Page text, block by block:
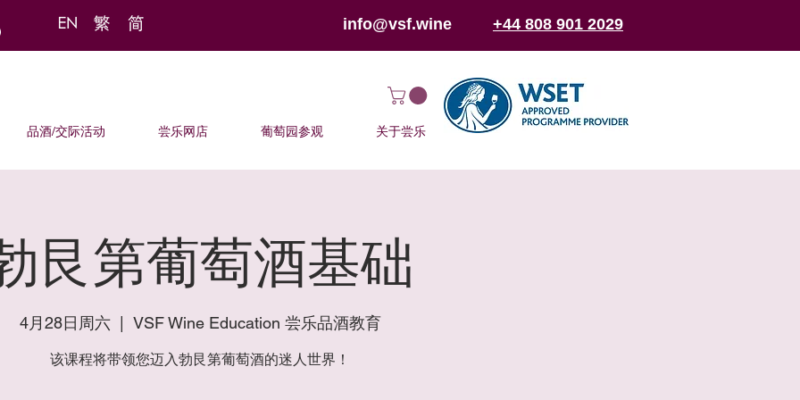
info@vsf.wine +44 808 901 2029
品酒/交际活动 尝乐网店 葡萄园参观 关于尝乐
艮第葡萄酒基础
4月28日周六
  |
VSF Wine Education 尝乐品酒教育
该课程将带领您迈入勃艮第葡萄酒的迷人世界！